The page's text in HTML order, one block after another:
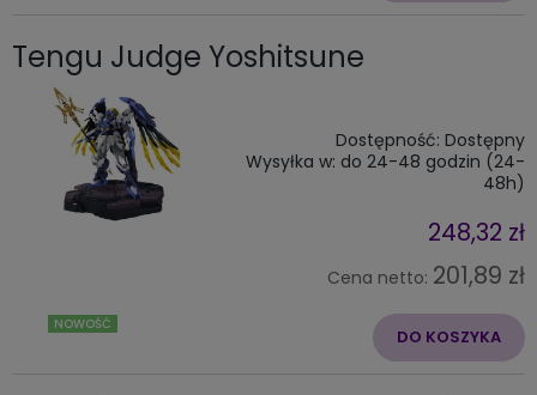
Tengu Judge Yoshitsune
Dostępność: Dostępny
Wysyłka w: do 24-48 godzin (24-
48h)
248,32 zł
Cena netto: 201,89 zł
DO KOSZYKA
NOWOŚĆ